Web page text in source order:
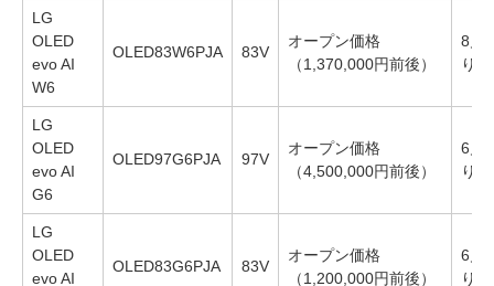
LG
OLED
evo AI
W6
OLED83W6PJA 83V
オープン価格
（1,370,000円前後）
8月
り
LG
OLED
evo AI
G6
OLED97G6PJA 97V
オープン価格
（4,500,000円前後）
6月
り
LG
OLED
evo AI
OLED83G6PJA 83V
オープン価格
（1,200,000円前後）
6月
り